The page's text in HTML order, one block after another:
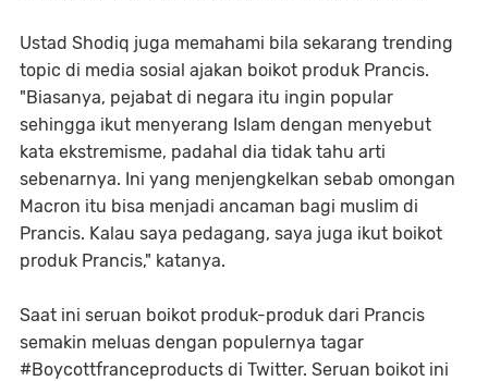
Ustad Shodiq juga memahami bila sekarang trending
topic di media sosial ajakan boikot produk Prancis.
"Biasanya, pejabat di negara itu ingin popular
sehingga ikut menyerang Islam dengan menyebut
kata ekstremisme, padahal dia tidak tahu arti
sebenarnya. Ini yang menjengkelkan sebab omongan
Macron itu bisa menjadi ancaman bagi muslim di
Prancis. Kalau saya pedagang, saya juga ikut boikot
produk Prancis," katanya.
Saat ini seruan boikot produk-produk dari Prancis
semakin meluas dengan populernya tagar
#Boycottfranceproducts di Twitter. Seruan boikot ini